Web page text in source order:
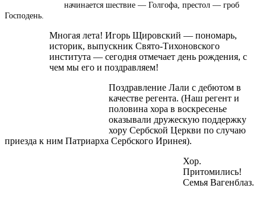
начинается шествие — Голгофа, престол — гроб
Господень.
Многая лета! Игорь Щировский — пономарь,
историк, выпускник Свято-Тихоновского
института — сегодня отмечает день рождения, с
чем мы его и поздравляем!
Поздравление Лали с дебютом в
качестве регента. (Наш регент и
половина хора в воскресенье
оказывали дружескую поддержку
хору Сербской Церкви по случаю
приезда к ним Патриарха Сербского Иринея).
Хор.
Притомились!
Семья Вагенблаз.